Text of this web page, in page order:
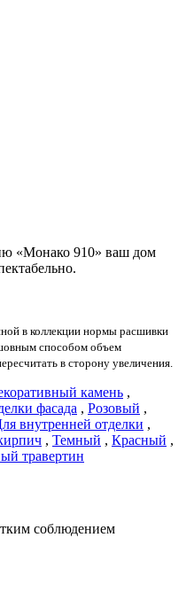
«Монако 910» ваш дом
в коллекции нормы расшивки
способом объем
в сторону увеличения.
камень ,
фасада , Розовый ,
внутренней отделки ,
, Темный , Красный ,
травертин
соблюдением